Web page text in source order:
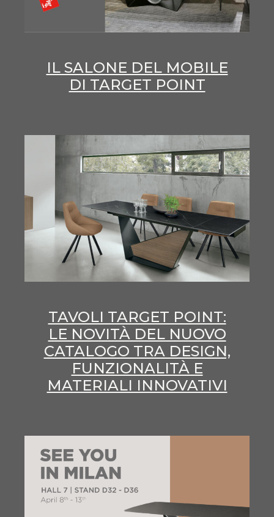
IL SALONE DEL MOBILE
DI TARGET POINT
TAVOLI TARGET POINT:
LE NOVITÀ DEL NUOVO
CATALOGO TRA DESIGN,
FUNZIONALITÀ E
MATERIALI INNOVATIVI